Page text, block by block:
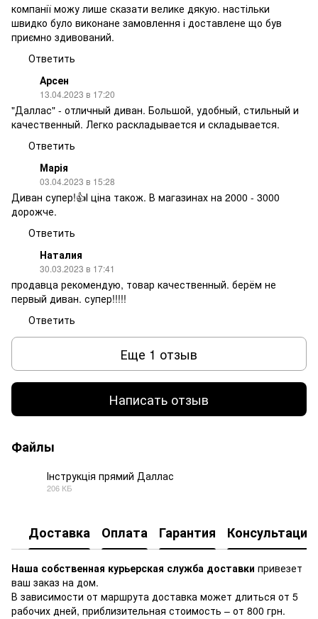
компанії можу лише сказати велике дякую. настільки
швидко було виконане замовлення і доставлене що був
приємно здивований.
Ответить
Арсен
13.04.2023 в 17:20
"Даллас" - отличный диван. Большой, удобный, стильный и
качественный. Легко раскладывается и складывается.
Ответить
Марія
03.04.2023 в 15:28
Диван супер!👍І ціна також. В магазинах на 2000 - 3000
дорожче.
Ответить
Наталия
30.03.2023 в 17:41
продавца рекомендую, товар качественный. берём не
первый диван. супер!!!!!
Ответить
Еще 1 отзыв
Написать отзыв
Файлы
Інструкція прямий Даллас
206 КБ
Доставка Оплата Гарантия Консультация
Наша собственная курьерская служба доставки привезет
ваш заказ на дом.
В зависимости от маршрута доставка может длиться от 5
рабочих дней, приблизительная стоимость – от 800 грн.